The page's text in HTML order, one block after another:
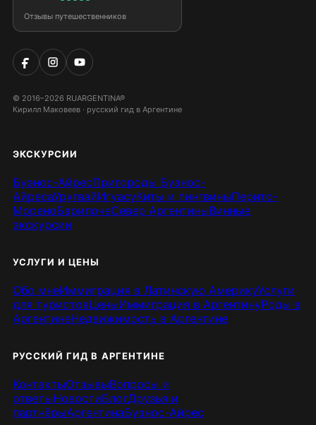
Отзывы путешественников
© 2016–2026 RUARGENTINA®
Кирилл Маковеев · русский гид в Аргентине
ЭКСКУРСИИ
Буэнос-АйресПригороды Буэнос-
АйресаУругвайИгуасуКиты и пингвиныПерито-
МореноБарилочеСевер АргентиныВинные
экскурсии
УСЛУГИ И ЦЕНЫ
Обо мнеИммиграция в Латинскую АмерикуУслуги
для туристовЦеныИммиграция в АргентинуРоды в
АргентинеНедвижимость в Аргентине
РУССКИЙ ГИД В АРГЕНТИНЕ
КонтактыОтзывыВопросы и
ответыНовостиБлогДрузья и
партнёрыАргентинаБуэнос-Айрес